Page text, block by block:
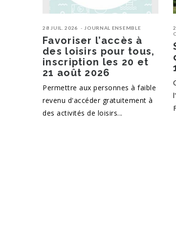
28 JUIL. 2026 JOURNAL ENSEMBLE
Favoriser l’accès à
des loisirs pour tous,
inscription les 20 et
21 août 2026
Permettre aux personnes à faible
revenu d'accéder gratuitement à
des activités de loisirs...